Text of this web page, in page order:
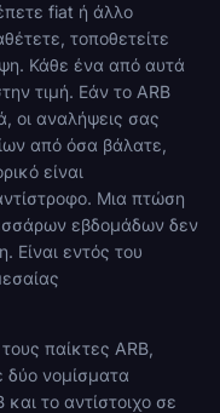
fiat ή άλλο
τοποθετείτε
Κάθε ένα από αυτά
τιμή. Εάν το ARB
οι αναλήψεις σας
από όσα βάλατε,
είναι
Μια πτώση
εβδομάδων δεν
Είναι εντός του
παίκτες ARB,
δύο νομίσματα
το αντίστοιχο σε